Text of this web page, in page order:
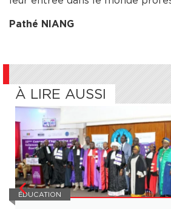
Pathé NIANG
À LIRE AUSSI
ÉDUCATION